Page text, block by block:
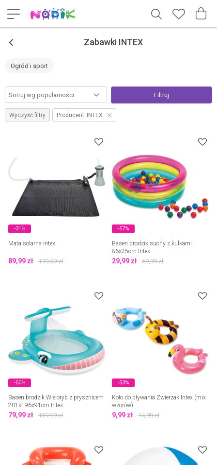
< Zabawki INTEX
Ogród i sport
Filtruj
Wyczyść filtry Producent: INTEX
-31%
Mata solarna Intex
89,99 zł 129,99zł
-57%
Basen brodzik suchy z kulkami
86x25cm Intex
29,99 zł 69,99zł
-50%
Basen brodzik Wieloryb z prysznicem
201x196x91cm Intex
79,99 zł 159,99zł
-33%
Koło do pływania Zwierzak Intex (mix
wzorów)
9,99 zł 14,99zł